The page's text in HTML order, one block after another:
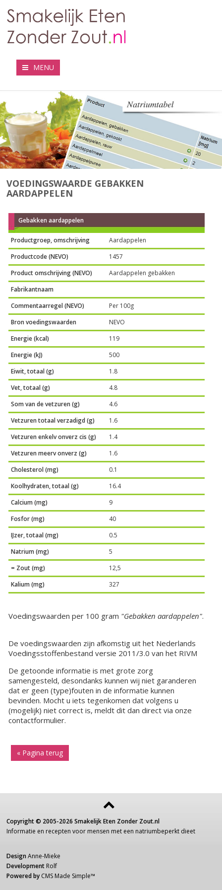
MENU
VOEDINGSWAARDE GEBAKKEN
AARDAPPELEN
Gebakken aardappelen
Productgroep, omschrijving
Aardappelen
Productcode (NEVO)
1457
Product omschrijving (NEVO)
Aardappelen gebakken
Fabrikantnaam
Commentaarregel (NEVO)
Per 100g
Bron voedingswaarden
NEVO
Energie (kcal)
119
Energie (kJ)
500
Eiwit, totaal (g)
1.8
Vet, totaal (g)
4.8
Som van de vetzuren (g)
4.6
Vetzuren totaal verzadigd (g)
1.6
Vetzuren enkelv onverz cis (g)
1.4
Vetzuren meerv onverz (g)
1.6
Cholesterol (mg)
0.1
Koolhydraten, totaal (g)
16.4
Calcium (mg)
9
Fosfor (mg)
40
IJzer, totaal (mg)
0.5
Natrium (mg)
5
= Zout (mg)
12,5
Kalium (mg)
327
Voedingswaarden per 100 gram "Gebakken aardappelen".
De voedingswaarden zijn afkomstig uit het Nederlands
Voedingsstoffenbestand versie 2011/3.0 van het RIVM
De getoonde informatie is met grote zorg
samengesteld, desondanks kunnen wij niet garanderen
dat er geen (type)fouten in de informatie kunnen
bevinden. Mocht u iets tegenkomen dat volgens u
(mogelijk) niet correct is, meldt dit dan direct via onze
contactformulier.
« Pagina terug
Copyright © 2005-2026 Smakelijk Eten Zonder Zout.nl
Informatie en recepten voor mensen met een natriumbeperkt dieet
Design Anne-Mieke
Development Rolf
Powered by CMS Made Simple™